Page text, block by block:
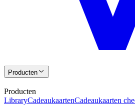
Producten
Producten
LibraryCadeaukaartenCadeaukaarten